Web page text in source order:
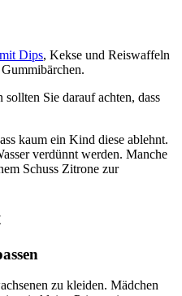
Dips, Kekse und Reiswaffeln
Sie darauf achten, dass
kaum ein Kind diese ablehnt.
verdünnt werden. Manche
Schuss Zitrone zur
zu kleiden. Mädchen